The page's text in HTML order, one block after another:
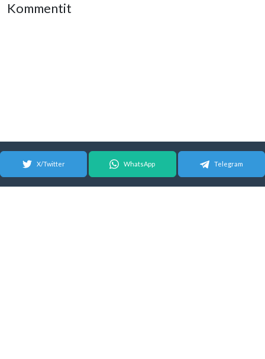
Kommentit
X/Twitter WhatsApp Telegram